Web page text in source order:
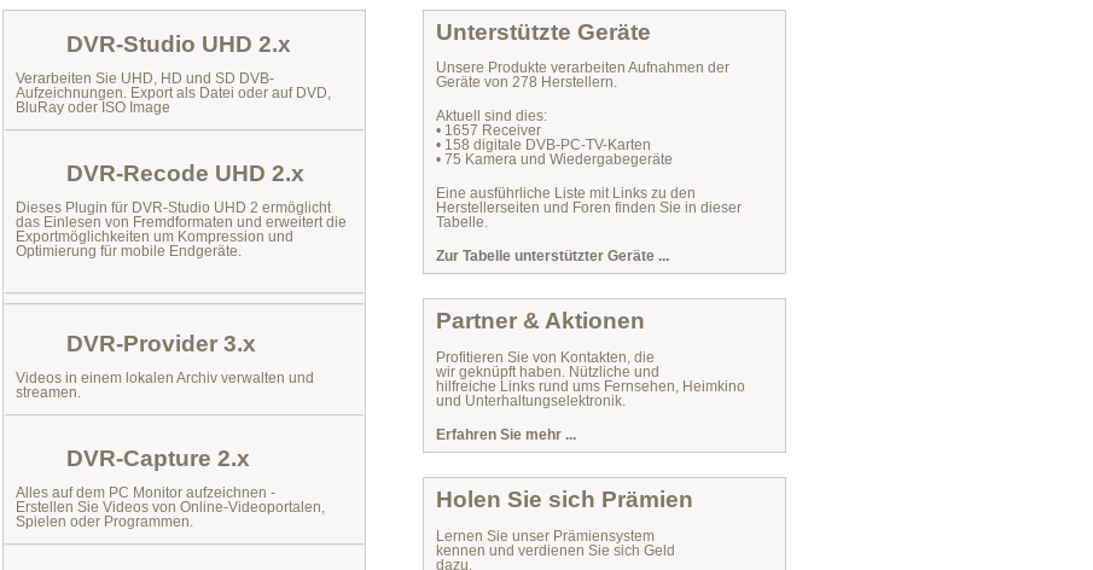
DVR-Studio UHD 2.x
Verarbeiten Sie UHD, HD und SD DVB-
Aufzeichnungen. Export als Datei oder auf DVD,
BluRay oder ISO Image
DVR-Recode UHD 2.x
Dieses Plugin für DVR-Studio UHD 2 ermöglicht
das Einlesen von Fremdformaten und erweitert die
Exportmöglichkeiten um Kompression und
Optimierung für mobile Endgeräte.
DVR-Provider 3.x
Videos in einem lokalen Archiv verwalten und
streamen.
DVR-Capture 2.x
Alles auf dem PC Monitor aufzeichnen -
Erstellen Sie Videos von Online-Videoportalen,
Spielen oder Programmen.
Unterstützte Geräte
Unsere Produkte verarbeiten Aufnahmen der
Geräte von 278 Herstellern.
Aktuell sind dies:
• 1657 Receiver
• 158 digitale DVB-PC-TV-Karten
• 75 Kamera und Wiedergabegeräte
Eine ausführliche Liste mit Links zu den
Herstellerseiten und Foren finden Sie in dieser
Tabelle.
Zur Tabelle unterstützter Geräte ...
Partner & Aktionen
Profitieren Sie von Kontakten, die
wir geknüpft haben. Nützliche und
hilfreiche Links rund ums Fernsehen, Heimkino
und Unterhaltungselektronik.
Erfahren Sie mehr ...
Holen Sie sich Prämien
Lernen Sie unser Prämiensystem
kennen und verdienen Sie sich Geld
dazu.